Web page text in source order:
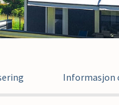
Informasjon